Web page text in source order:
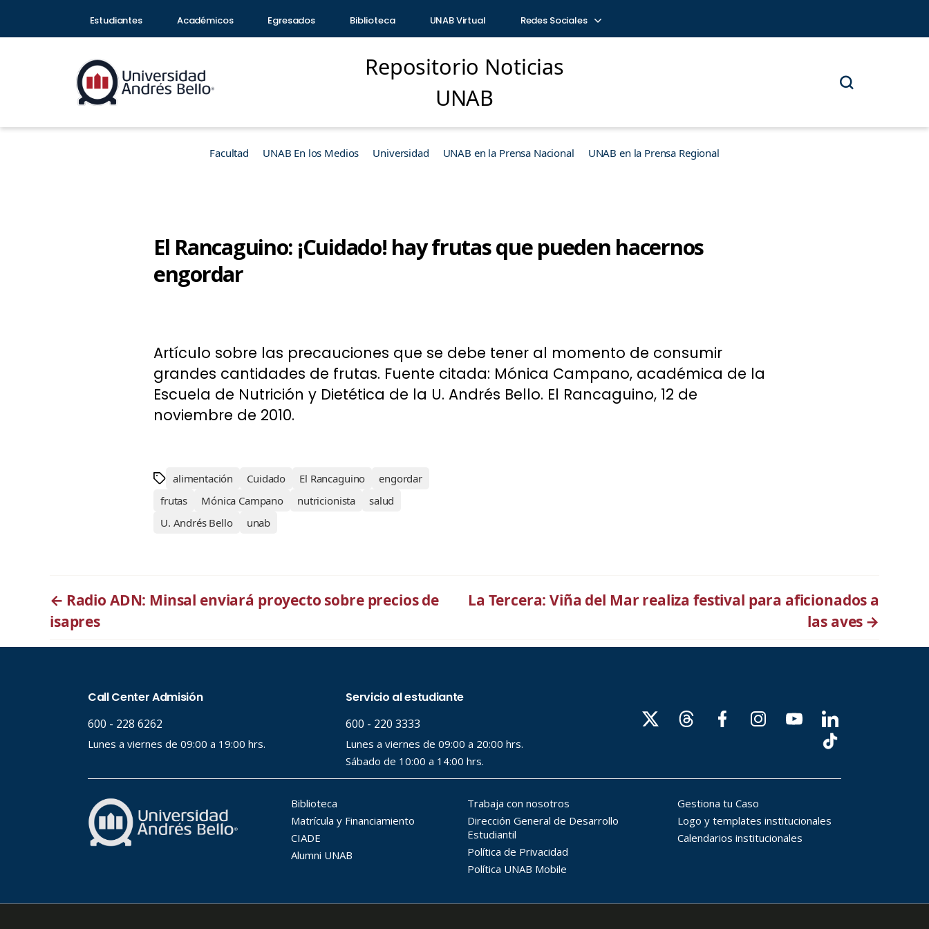
Estudiantes Académicos Egresados Biblioteca UNAB Virtual Redes Sociales
Repositorio Noticias
UNAB
Facultad UNAB En los Medios Universidad UNAB en la Prensa Nacional UNAB en la Prensa Regional
El Rancaguino: ¡Cuidado! hay frutas que pueden hacernos
engordar
Artículo sobre las precauciones que se debe tener al momento de consumir
grandes cantidades de frutas. Fuente citada: Mónica Campano, académica de la
Escuela de Nutrición y Dietética de la U. Andrés Bello. El Rancaguino, 12 de
noviembre de 2010.
alimentación Cuidado El Rancaguino
engordar
frutas
Mónica Campano nutricionista
salud
U. Andrés Bello
unab
← Radio ADN: Minsal enviará proyecto sobre precios de
isapres
La Tercera: Viña del Mar realiza festival para aficionados a
las aves →